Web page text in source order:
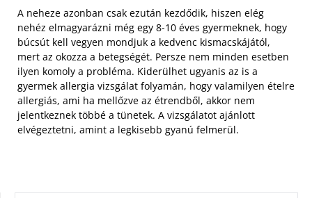
A neheze azonban csak ezután kezdődik, hiszen elég
nehéz elmagyarázni még egy 8-10 éves gyermeknek, hogy
búcsút kell vegyen mondjuk a kedvenc kismacskájától,
mert az okozza a betegségét. Persze nem minden esetben
ilyen komoly a probléma. Kiderülhet ugyanis az is a
gyermek allergia vizsgálat folyamán, hogy valamilyen ételre
allergiás, ami ha mellőzve az étrendből, akkor nem
jelentkeznek többé a tünetek. A vizsgálatot ajánlott
elvégeztetni, amint a legkisebb gyanú felmerül.